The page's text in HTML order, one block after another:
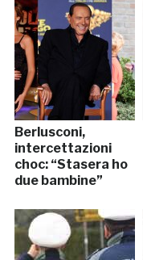
Berlusconi,
intercettazioni
choc: “Stasera ho
due bambine”